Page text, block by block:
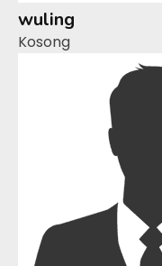
wuling
Kosong